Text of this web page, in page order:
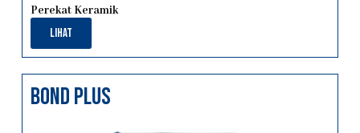
Perekat Keramik
Lihat
bond plus